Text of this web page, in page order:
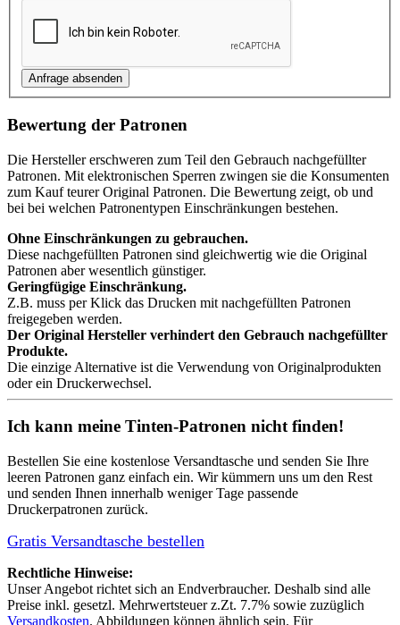
Bewertung der Patronen
Die Hersteller erschweren zum Teil den Gebrauch nachgefüllter
Patronen. Mit elektronischen Sperren zwingen sie die Konsumenten
zum Kauf teurer Original Patronen. Die Bewertung zeigt, ob und
bei bei welchen Patronentypen Einschränkungen bestehen.
Ohne Einschränkungen zu gebrauchen.
Diese nachgefüllten Patronen sind gleichwertig wie die Original
Patronen aber wesentlich günstiger.
Geringfügige Einschränkung.
Z.B. muss per Klick das Drucken mit nachgefüllten Patronen
freigegeben werden.
Der Original Hersteller verhindert den Gebrauch nachgefüllter
Produkte.
Die einzige Alternative ist die Verwendung von Originalprodukten
oder ein Druckerwechsel.
Ich kann meine Tinten-Patronen nicht finden!
Bestellen Sie eine kostenlose Versandtasche und senden Sie Ihre
leeren Patronen ganz einfach ein. Wir kümmern uns um den Rest
und senden Ihnen innerhalb weniger Tage passende
Druckerpatronen zurück.
Gratis Versandtasche bestellen
Rechtliche Hinweise:
Unser Angebot richtet sich an Endverbraucher. Deshalb sind alle
Preise inkl. gesetzl. Mehrwertsteuer z.Zt. 7.7% sowie zuzüglich
Versandkosten. Abbildungen können ähnlich sein. Für